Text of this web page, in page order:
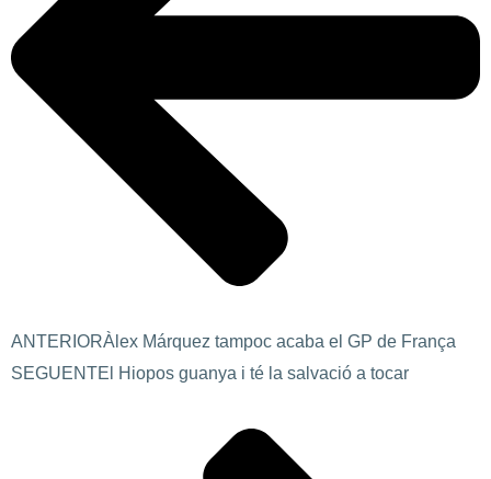
ANTERIORÀlex Márquez tampoc acaba el GP de França
SEGUENTEl Hiopos guanya i té la salvació a tocar